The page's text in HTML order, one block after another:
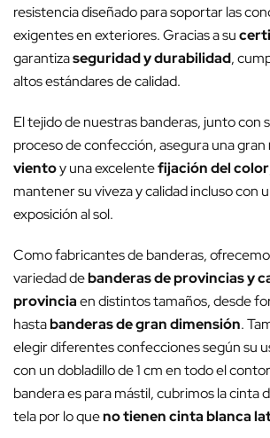
resistencia diseñado para soportar las
exigentes en exteriores. Gracias a su
garantizaseguridad y durabilidad,
altos estándares de calidad.
El tejido de nuestras banderas, junto con
proceso de confección, asegura una gran
vientoy una excelentefijación del color
mantener su viveza y calidad incluso con
exposición al sol.
Como fabricantes de banderas,
variedad debanderas de provincias y
provinciaen distintos tamaños, desde
hastabanderas de gran dimensión.
elegir diferentes confecciones según su
con un dobladillo de 1 cm en todo el
bandera es para mástil, cubrimos la cinta
tela por lo queno tienen cinta blanca